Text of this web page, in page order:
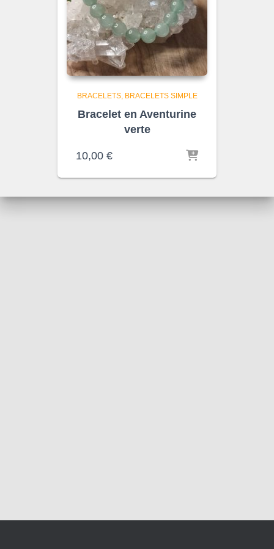
BRACELETS BRACELETS SIMPLE
Bracelet en Aventurine
verte
10,00 €